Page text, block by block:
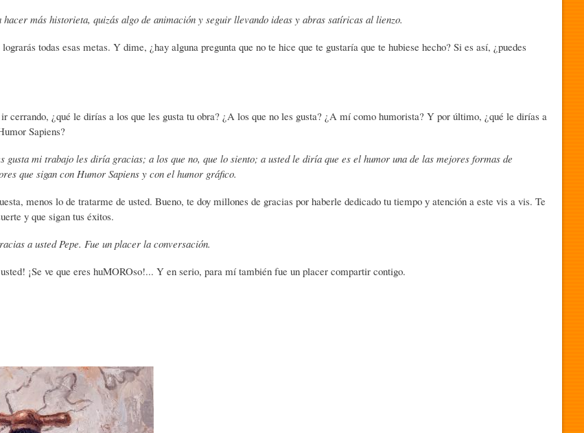
T
S
D
E
L
I
S
G
A
F
Í
A
hacer más historieta, quizás algo de animación y seguir llevando ideas y abras satíricas al lienzo.
lograrás todas esas metas. Y dime, ¿hay alguna pregunta que no te hice que te gustaría que te hubiese hecho? Si es así, ¿puedes
cerrando, ¿qué le dirías a los que les gusta tu obra? ¿A los que no les gusta? ¿A mí como humorista? Y por último, ¿qué le dirías a
Sapiens?
gusta mi trabajo les diría gracias; a los que no, que lo siento; a usted le diría que es el humor una de las mejores formas de
que sigan con Humor Sapiens y con el humor gráfico.
menos lo de tratarme de usted. Bueno, te doy millones de gracias por haberle dedicado tu tiempo y atención a este vis a vis. Te
y que sigan tus éxitos.
a usted Pepe. Fue un placer la conversación.
¡Se ve que eres huMOROso!... Y en serio, para mí también fue un placer compartir contigo.